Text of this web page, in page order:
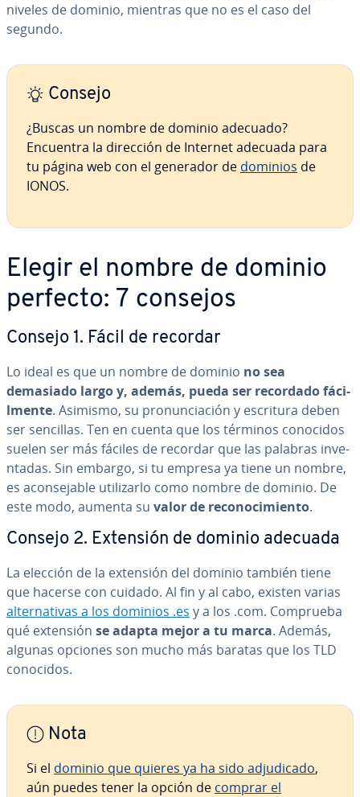
niveles de dominio, mientras que no es el caso del
segundo.
Consejo
¿Buscas un nombre de dominio adecuado?
Encuentra la dirección de Internet adecuada para
tu página web con el generador de dominios de
IONOS.
Elegir el nombre de dominio
perfecto: 7 consejos
Consejo 1. Fácil de recordar
Lo ideal es que un nombre de dominio no sea
demasiado largo y, además, pueda ser recordado fá­ci­
l­me­n­te. Asimismo, su pro­nu­n­cia­ción y escritura deben
ser sencillas. Ten en cuenta que los términos conocidos
suelen ser más fáciles de recordar que las palabras in­ve­
n­ta­das. Sin embargo, si tu empresa ya tiene un nombre,
es aco­n­se­ja­ble uti­li­zar­lo como nombre de dominio. De
este modo, aumenta su valor de re­co­no­ci­mie­n­to.
Consejo 2. Extensión de dominio adecuada
La elección de la extensión del dominio también tiene
que hacerse con cuidado. Al fin y al cabo, existen varias
al­te­r­na­ti­vas a los dominios .es y a los .com. Comprueba
qué extensión se adapta mejor a tu marca. Además,
algunas opciones son mucho más baratas que los TLD
conocidos.
Nota
Si el dominio que quieres ya ha sido ad­ju­di­ca­do,
aún puedes tener la opción de comprar el